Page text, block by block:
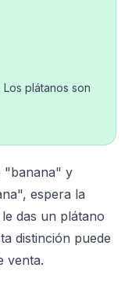
plátanos son
"banana" y
espera la
das un plátano
distinción puede
venta.